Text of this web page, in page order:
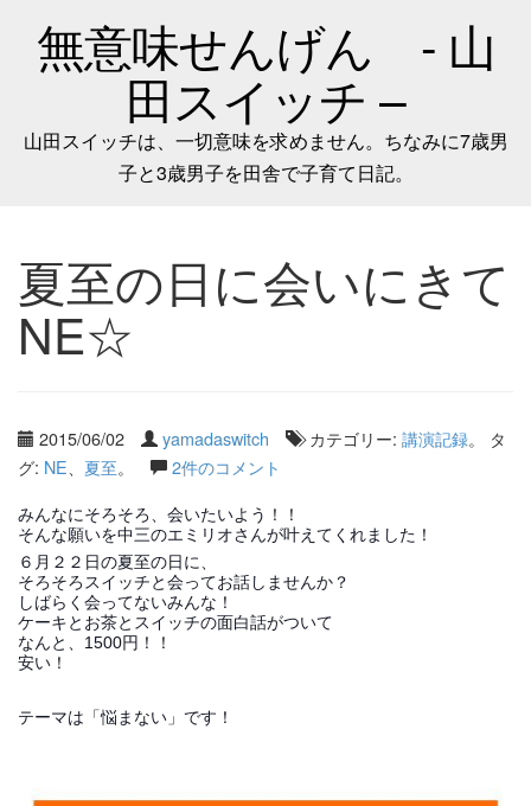
無意味せんげん - 山
田スイッチ –
山田スイッチは、一切意味を求めません。ちなみに7歳男
子と3歳男子を田舎で子育て日記。
夏至の日に会いにきて
NE☆
2015/06/02 yamadaswitch カテゴリー: 講演記録。 タ
グ: NE 夏至。 2件のコメント
みんなにそろそろ、会いたいよう！！
そんな願いを中三のエミリオさんが叶えてくれました！
６月２２日の夏至の日に、
そろそろスイッチと会ってお話しませんか？
しばらく会ってないみんな！
ケーキとお茶とスイッチの面白話がついて
なんと、1500円！！
安い！
テーマは「悩まない」です！